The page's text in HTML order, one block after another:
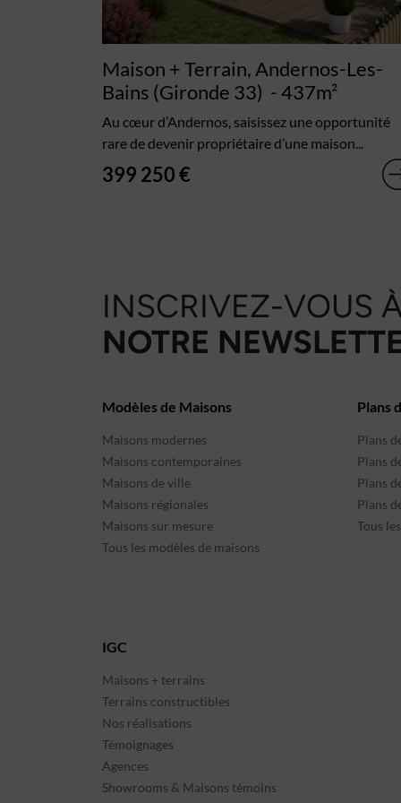
Maison + Terrain, Andernos-Les-
Bains (Gironde 33) - 437m²
Au cœur d’Andernos, saisissez une opportunité
rare de devenir propriétaire d’une maison...
399 250 €
INSCRIVEZ-VOUS
NOTRE
Modèles de Maisons
Maisons modernes
Maisons contemporaines
Maisons de ville
Maisons régionales
Maisons sur mesure
Tous les modèles de maisons
Plans
Plans
Plans
Plans
Plans
Tous
IGC
Maisons + terrains
Terrains constructibles
Nos réalisations
Témoignages
Agences
Showrooms & Maisons témoins